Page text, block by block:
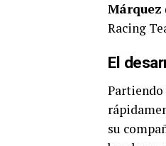
Márquez
Racing
El
Partiendo
su